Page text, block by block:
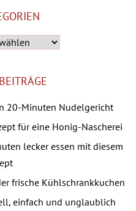
20-Minuten Nudelgericht
für eine Honig-Nascherei
lecker essen mit diesem
frische Kühlschrankkuchen
einfach und unglaublich